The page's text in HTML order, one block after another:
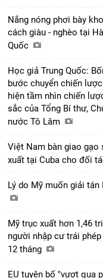
Nắng nóng phơi bày
cách giàu - nghèo tại
Quốc
Học giả Trung Quốc:
bước chuyển chiến
hiện tầm nhìn chiến
sắc của Tổng Bí thư,
nước Tô Lâm
Việt Nam bàn giao gạo
xuất tại Cuba cho đối
Lý do Mỹ muốn giải tán
Mỹ trục xuất hơn 1,46
người nhập cư trái
12 tháng
EU tuyên bố "vượt qua